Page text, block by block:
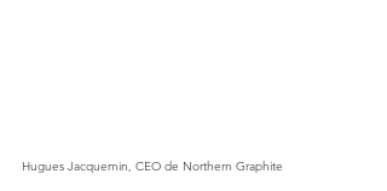
Hugues Jacquemin, CEO de Northern Graphite